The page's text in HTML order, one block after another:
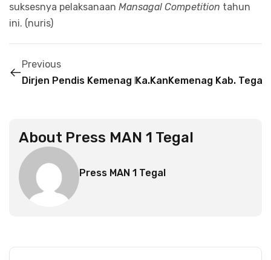
suksesnya pelaksanaan Mansagal Competition tahun
ini. (nuris)
Previous
Dirjen Pendis Kemenag RI Lakukan Penilaian
Ka.KanKemenag Kab. Tegal
About Press MAN 1 Tegal
Press MAN 1 Tegal